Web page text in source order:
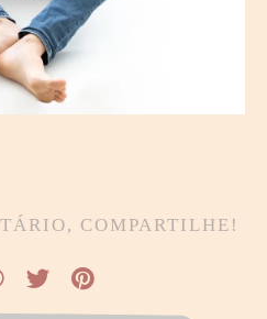
COMPARTILHE!